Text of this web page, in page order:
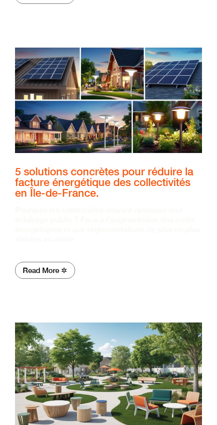
5 solutions concrètes pour réduire la
facture énergétique des collectivités
en Île-de-France.
Read More ✲